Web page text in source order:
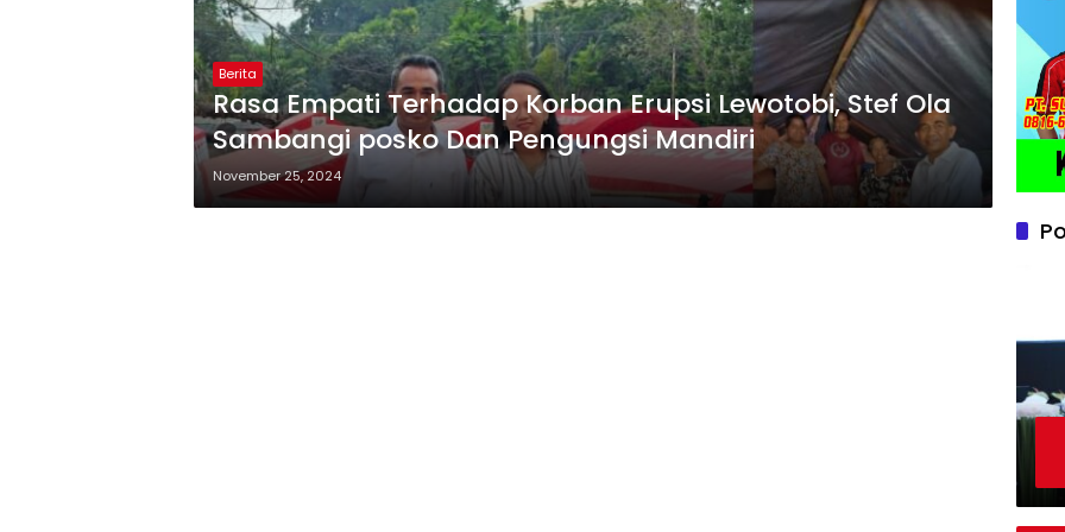
Berita
Rasa Empati Terhadap Korban Erupsi Lewotobi, Stef Ola
Sambangi posko Dan Pengungsi Mandiri
November 25, 2024